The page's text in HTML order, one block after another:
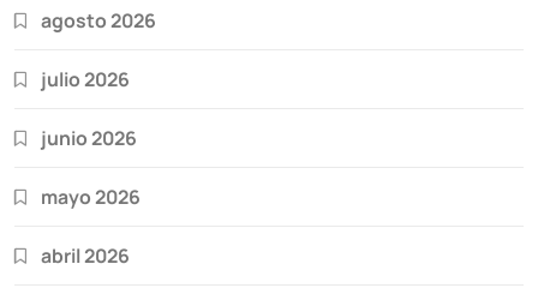
agosto 2026
julio 2026
junio 2026
mayo 2026
abril 2026